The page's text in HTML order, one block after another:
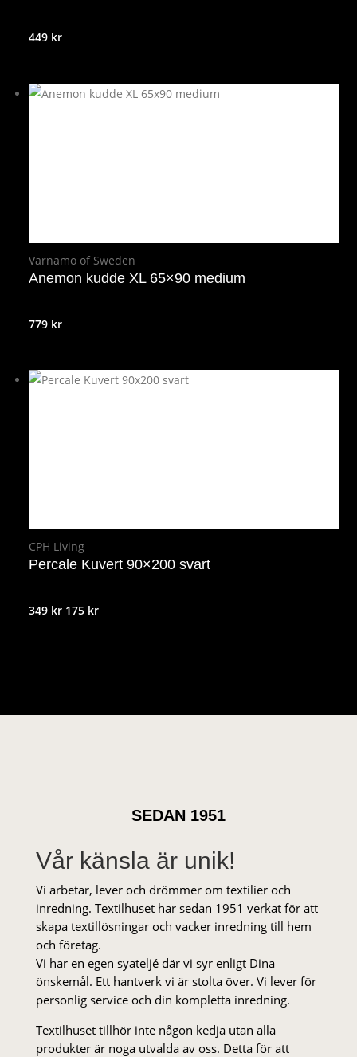
449 kr
Värnamo of Sweden
Anemon kudde XL 65×90 medium
779 kr
CPH Living
Percale Kuvert 90×200 svart
349kr Det
175 krDet
SEDAN 1951
Vår känsla är unik!
Vi arbetar, lever och drömmer om textilier och
inredning. Textilhuset har sedan 1951 verkat för att
skapa textillösningar och vacker inredning till hem
och företag.
Vi har en egen syateljé där vi syr enligt Dina
önskemål. Ett hantverk vi är stolta över. Vi lever för
personlig service och din kompletta inredning.
Textilhuset tillhör inte någon kedja utan alla
produkter är noga utvalda av oss. Detta för att